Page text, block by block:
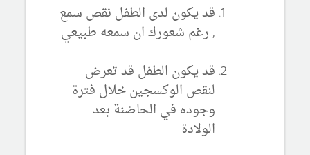
قد يكون لدى الطفل نقص سمع
, رغم شعورك ان سمعه طبيعي
قد يكون الطفل قد تعرض
لنقص الوكسجين خلال فترة
وجوده في الحاضنة بعد
الولادة